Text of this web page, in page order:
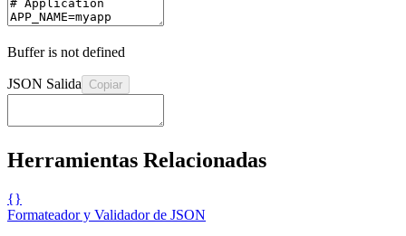
Buffer is not defined
JSON Salida Copiar
Herramientas Relacionadas
{}
Formateador y Validador de JSON